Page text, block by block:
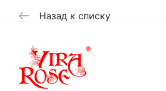
Назад к списку